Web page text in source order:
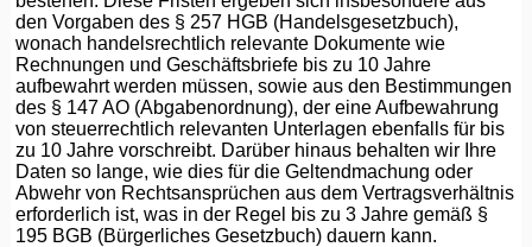
den Vorgaben des § 257 HGB (Handelsgesetzbuch),
wonach handelsrechtlich relevante Dokumente wie
Rechnungen und Geschäftsbriefe bis zu 10 Jahre
aufbewahrt werden müssen, sowie aus den Bestimmungen
des § 147 AO (Abgabenordnung), der eine Aufbewahrung
von steuerrechtlich relevanten Unterlagen ebenfalls für bis
zu 10 Jahre vorschreibt. Darüber hinaus behalten wir Ihre
Daten so lange, wie dies für die Geltendmachung oder
Abwehr von Rechtsansprüchen aus dem Vertragsverhältnis
erforderlich ist, was in der Regel bis zu 3 Jahre gemäß §
195 BGB (Bürgerliches Gesetzbuch) dauern kann.